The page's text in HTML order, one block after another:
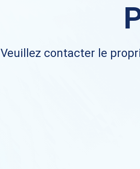
Veuillez contacter le